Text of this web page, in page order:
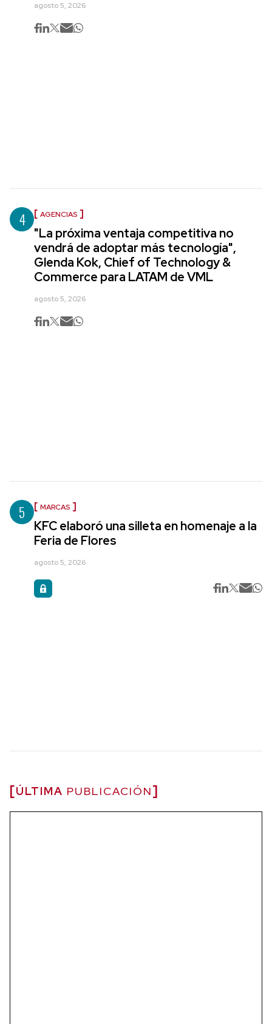
agosto 5, 2026
4 AGENCIAS
"La próxima ventaja competitiva no
vendrá de adoptar más tecnología",
Glenda Kok, Chief of Technology &
Commerce para LATAM de VML
agosto 5, 2026
5 MARCAS
KFC elaboró una silleta en homenaje a la
Feria de Flores
agosto 5, 2026
ÚLTIMA PUBLICACIÓN